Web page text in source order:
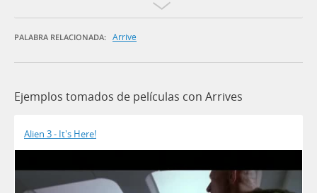
PALABRA RELACIONADA: Arrive
Ejemplos tomados de películas con Arrives
Alien 3 - It's Here!